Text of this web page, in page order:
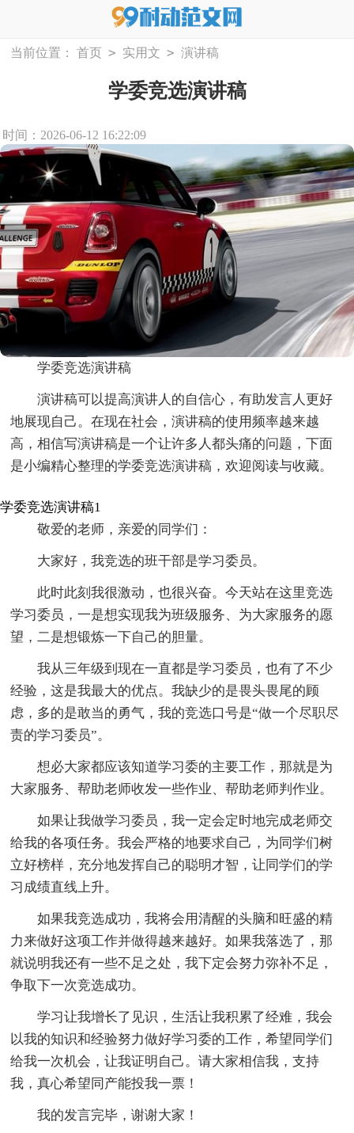
当前位置： 首页 > 实用文 > 演讲稿
学委竞选演讲稿
时间：2026-06-12 16:22:09
学委竞选演讲稿
演讲稿可以提高演讲人的自信心，有助发言人更好
地展现自己。在现在社会，演讲稿的使用频率越来越
高，相信写演讲稿是一个让许多人都头痛的问题，下面
是小编精心整理的学委竞选演讲稿，欢迎阅读与收藏。
学委竞选演讲稿1
敬爱的老师，亲爱的同学们：
大家好，我竞选的班干部是学习委员。
此时此刻我很激动，也很兴奋。今天站在这里竞选
学习委员，一是想实现我为班级服务、为大家服务的愿
望，二是想锻炼一下自己的胆量。
我从三年级到现在一直都是学习委员，也有了不少
经验，这是我最大的优点。我缺少的是畏头畏尾的顾
虑，多的是敢当的勇气，我的竞选口号是“做一个尽职尽
责的学习委员”。
想必大家都应该知道学习委的主要工作，那就是为
大家服务、帮助老师收发一些作业、帮助老师判作业。
如果让我做学习委员，我一定会定时地完成老师交
给我的各项任务。我会严格的地要求自己，为同学们树
立好榜样，充分地发挥自己的聪明才智，让同学们的学
习成绩直线上升。
如果我竞选成功，我将会用清醒的头脑和旺盛的精
力来做好这项工作并做得越来越好。如果我落选了，那
就说明我还有一些不足之处，我下定会努力弥补不足，
争取下一次竞选成功。
学习让我增长了见识，生活让我积累了经难，我会
以我的知识和经验努力做好学习委的工作，希望同学们
给我一次机会，让我证明自己。请大家相信我，支持
我，真心希望同产能投我一票！
我的发言完毕，谢谢大家！